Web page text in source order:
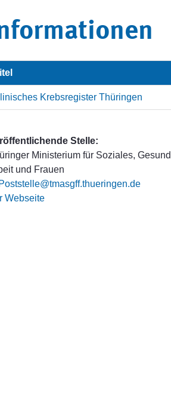
Krebsregister Thüringen
Stelle:
Ministerium für Soziales,
und Frauen
Webseite